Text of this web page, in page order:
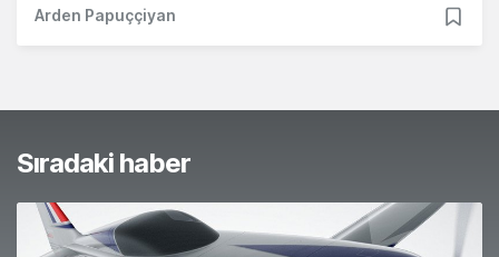
Arden Papuççiyan
Sıradaki haber